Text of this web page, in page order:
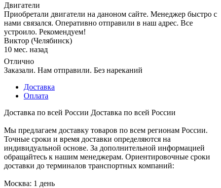
Двигатели
Приобретали двигатели на даноном сайте. Менеджер быстро с
нами связался. Оперативно отправили в наш адрес. Все
устроило. Рекомендуем!
Виктор (Челябинск)
10 мес. назад
Отлично
Заказали. Нам отправили. Без нареканий
Доставка
Оплата
Доставка по всей России Доставка по всей России
Мы предлагаем доставку товаров по всем регионам России.
Точные сроки и время доставки определяются на
индивидуальной основе. За дополнительной информацией
обращайтесь к нашим менеджерам. Ориентировочные сроки
доставки до терминалов транспортных компаний:
Москва: 1 день